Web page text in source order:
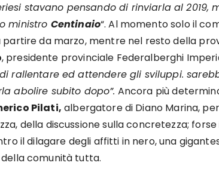
stavano pensando di rinviarla al 2019,
ministro Centinaio“. Al momento solo il
da marzo, mentre nel resto della
, presidente provinciale Federalberghi
rallentare ed attendere gli sviluppi.
abolire subito dopo”. Ancora più
Pilati, albergatore di Diano Marina,
della discussione sulla concretezza;
il dilagare degli affitti in nero, una
comunità tutta.